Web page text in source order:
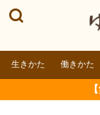
生きかた 働きかた